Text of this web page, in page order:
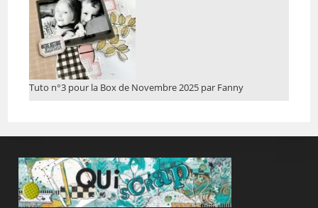
Tuto n°3 pour la Box de Novembre 2025 par Fanny